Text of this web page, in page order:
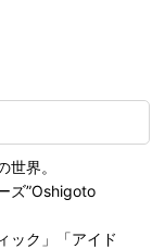
界。
ズ”Oshigoto
ック」「アイド